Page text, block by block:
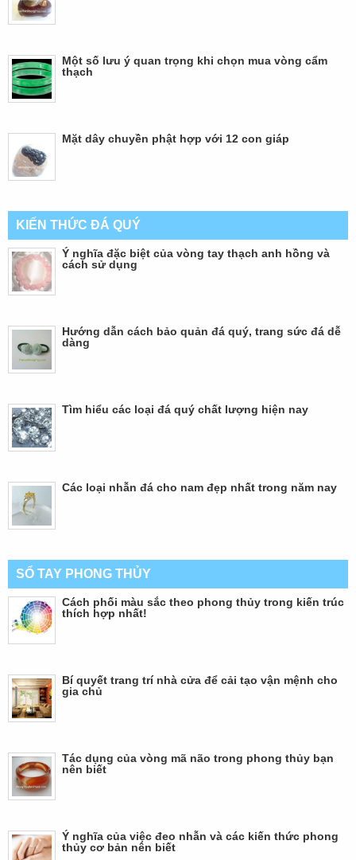
Một số lưu ý quan trọng khi chọn mua vòng cẩm
thạch
Mặt dây chuyền phật hợp với 12 con giáp
KIẾN THỨC ĐÁ QUÝ
Ý nghĩa đặc biệt của vòng tay thạch anh hồng và
cách sử dụng
Hướng dẫn cách bảo quản đá quý, trang sức đá dễ
dàng
Tìm hiểu các loại đá quý chất lượng hiện nay
Các loại nhẫn đá cho nam đẹp nhất trong năm nay
SỔ TAY PHONG THỦY
Cách phối màu sắc theo phong thủy trong kiến trúc
thích hợp nhất!
Bí quyết trang trí nhà cửa để cải tạo vận mệnh cho
gia chủ
Tác dụng của vòng mã não trong phong thủy bạn
nên biết
Ý nghĩa của việc đeo nhẫn và các kiến thức phong
thủy cơ bản nên biết